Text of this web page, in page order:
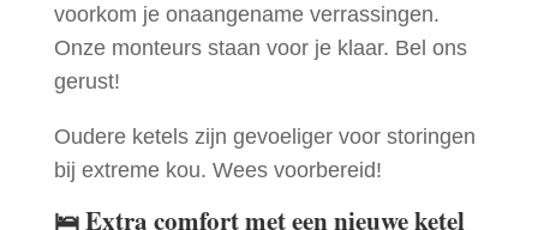
voorkom je onaangename verrassingen.
Onze monteurs staan voor je klaar. Bel ons
gerust!
Oudere ketels zijn gevoeliger voor storingen
bij extreme kou. Wees voorbereid!
🛌Extra comfort met een nieuwe ketel